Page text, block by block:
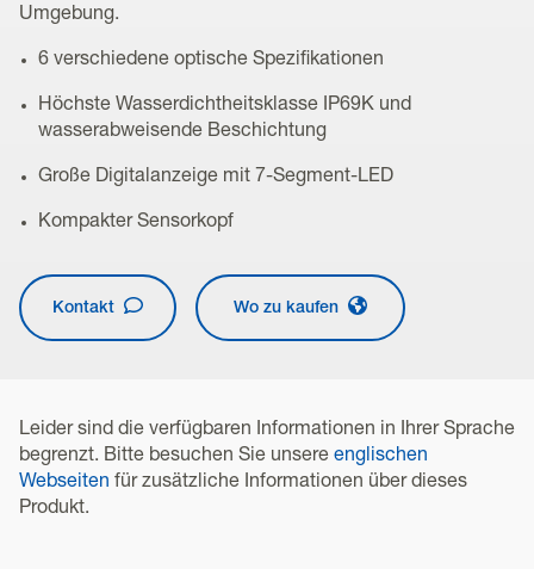
Umgebung.
6 verschiedene optische Spezifikationen
Höchste Wasserdichtheitsklasse IP69K und
wasserabweisende Beschichtung
Große Digitalanzeige mit 7-Segment-LED
Kompakter Sensorkopf
Kontakt Wo zu kaufen
Leider sind die verfügbaren Informationen in Ihrer Sprache
begrenzt. Bitte besuchen Sie unsere englischen
Webseiten für zusätzliche Informationen über dieses
Produkt.